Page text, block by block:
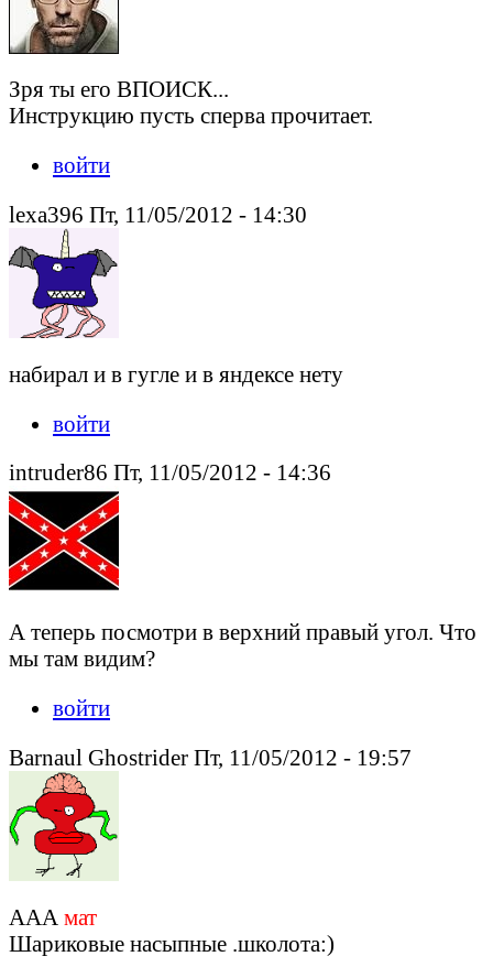
Зря ты его ВПОИСК...
Инструкцию пусть сперва прочитает.
войти
lexa396 Пт, 11/05/2012 - 14:30
набирал и в гугле и в яндексе нету
войти
intruder86 Пт, 11/05/2012 - 14:36
А теперь посмотри в верхний правый угол. Что
мы там видим?
войти
Barnaul Ghostrider Пт, 11/05/2012 - 19:57
ААА мат
Шариковые насыпные .школота:)